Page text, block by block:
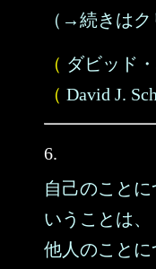
（→続きはク
（ ダビッド
（ David J.
6.
自己のこと
いうことは、
他人のこと